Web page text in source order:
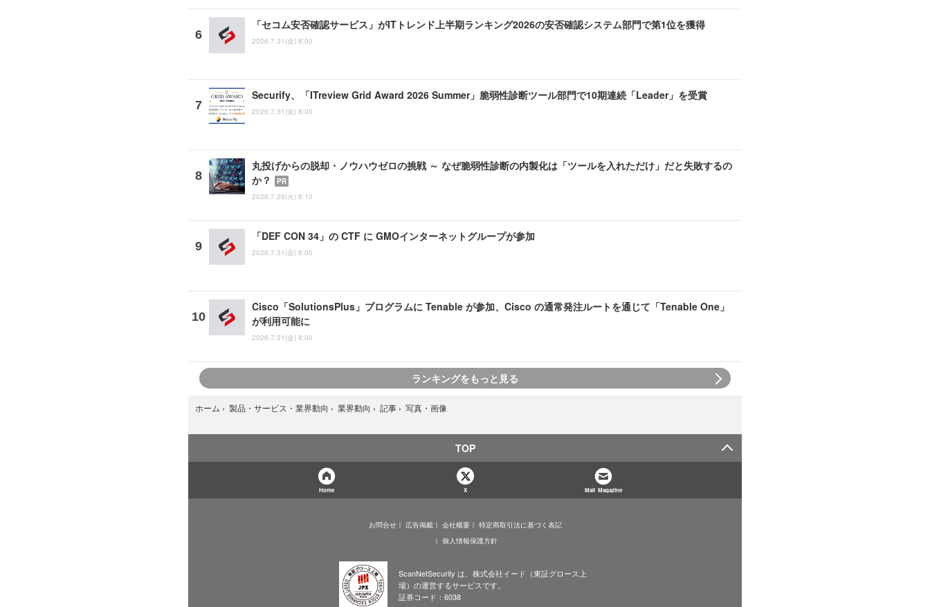
「セコム安否確認サービス」がITトレンド上半期ランキング2026の安否確認システム部門で第1位を獲得
2026.7.31(金) 8:00
Securify、「ITreview Grid Award 2026 Summer」脆弱性診断ツール部門で10期連続「Leader」を受賞
2026.7.31(金) 8:00
丸投げからの脱却・ノウハウゼロの挑戦 ～ なぜ脆弱性診断の内製化は「ツールを入れただけ」だと失敗するの
か？
PR
2026.7.28(火) 8:10
「DEF CON 34」の CTF に GMOインターネットグループが参加
2026.7.31(金) 8:00
Cisco「SolutionsPlus」プログラムに Tenable が参加、Cisco の通常発注ルートを通じて「Tenable One」
が利用可能に
2026.7.31(金) 8:00
ランキングをもっと見る
ホーム › 製品・サービス・業界動向 › 業界動向 › 記事 › 写真・画像
TOP
Home X Mail Magazine
お問合せ 広告掲載 会社概要
特定商取引法に基づく表記
個人情報保護方針
ScanNetSecurity は、株式会社イード（東証グロース上
場）の運営するサービスです。
証券コード：6038